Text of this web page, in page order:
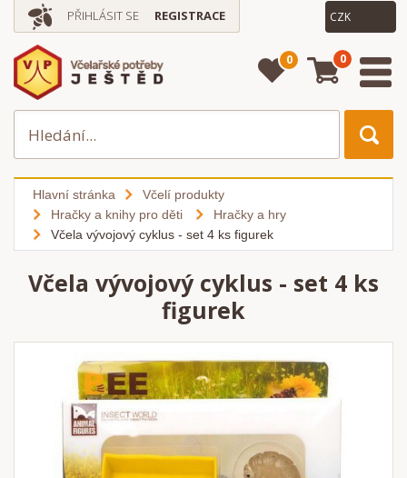
PŘIHLÁSIT SE REGISTRACE
0 0
Hlavní stránka
Včelí produkty
Hračky a knihy pro děti
Hračky a hry
Včela vývojový cyklus - set 4 ks figurek
Včela vývojový cyklus - set 4 ks
figurek